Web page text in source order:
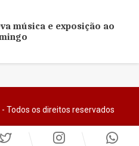
música e exposição ao
Todos os direitos reservados